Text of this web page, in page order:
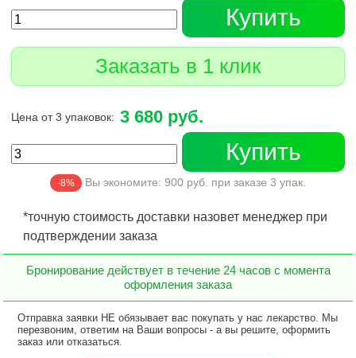
Купить
Заказать в 1 клик
Цена от 3 упаковок: 3 680 руб.
Купить
-8% Вы экономите: 900 руб. при заказе 3 упак.
*точную стоимость доставки назовет менеджер при
подтверждении заказа
Бронирование действует в течение 24 часов с момента
оформления заказа
Отправка заявки НЕ обязывает вас покупать у нас лекарство. Мы
перезвоним, ответим на Ваши вопросы - а вы решите, оформить
заказ или отказаться.